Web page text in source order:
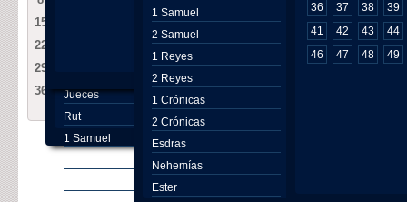
5 Y todas
fueron
6 Y murió
15
20
21
22
27
28
29
34
35
36
37 38 39 40
Jueces
Rut
1 Samuel
1 Samuel
2 Samuel
1 Reyes
2 Reyes
1 Crónicas
2 Crónicas
Esdras
Nehemías
Ester
36
37 38
39
41
42 43
44
46
47 48 49